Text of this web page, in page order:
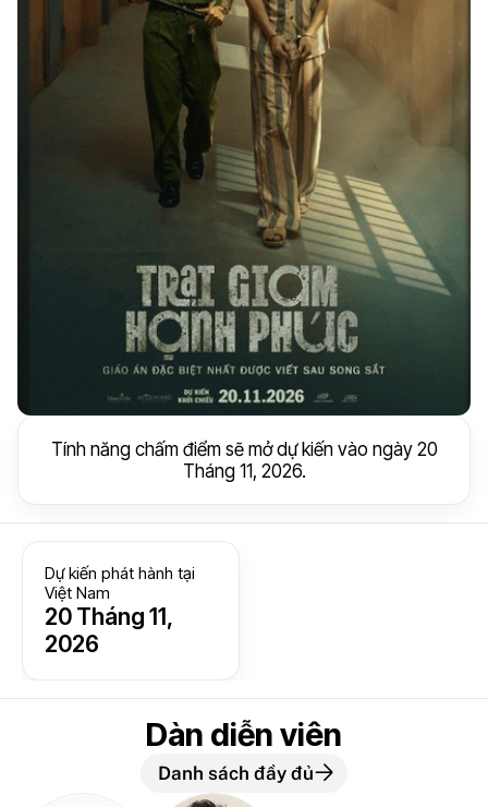
Tính năng chấm điểm sẽ mở dự kiến vào ngày 20
Tháng 11, 2026.
Dự kiến phát hành tại
Việt Nam
20 Tháng 11,
2026
Dàn diễn viên
Danh sách đầy đủ